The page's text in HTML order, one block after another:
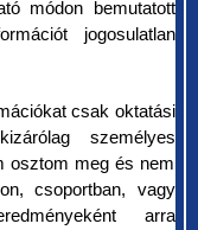
módon bemutatott
jogosulatlan
csak oktatási
személyes
osztom meg és nem
csoportban, vagy
arra